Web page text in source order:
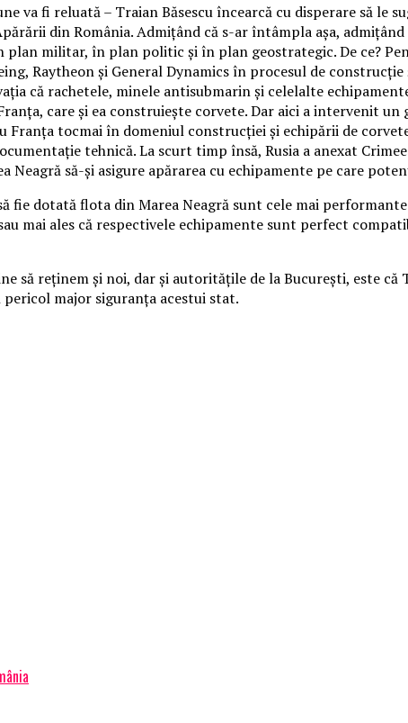
va fi reluată – Traian Băsescu încearcă cu disperare să le
din România. Admițând că s-ar întâmpla așa,
plan militar, în plan politic și în plan geostrategic. De ce?
Raytheon și General Dynamics în procesul de
că rachetele, minele antisubmarin și celelalte
care și ea construiește corvete. Dar aici a intervenit
tocmai în domeniul construcției și echipării de
tehnică. La scurt timp însă, Rusia a anexat
să-și asigure apărarea cu echipamente pe care
fie dotată flota din Marea Neagră sunt cele mai
mai ales că respectivele echipamente sunt perfect
să reținem și noi, dar și autoritățile de la București, este că
pericol major siguranța acestui stat.